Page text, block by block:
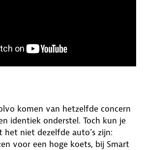
komen van hetzelfde concern
identiek onderstel. Toch kun je
het niet dezelfde auto’s zijn:
voor een hoge koets, bij Smart